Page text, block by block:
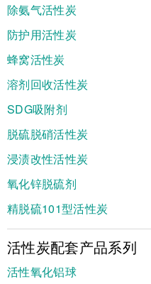
除氨气活性炭
防护用活性炭
蜂窝活性炭
溶剂回收活性炭
SDG吸附剂
脱硫脱硝活性炭
浸渍改性活性炭
氧化锌脱硫剂
精脱硫101型活性炭
活性炭配套产品系列
活性氧化铝球